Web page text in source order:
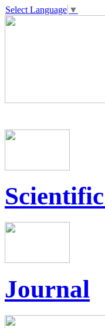
Select Language ▼
Journal